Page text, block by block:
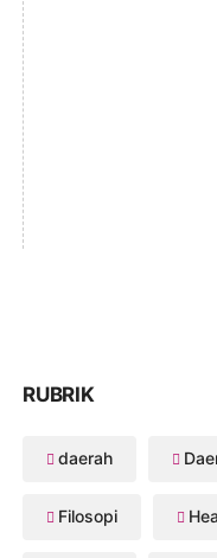
RUBRIK
daerah
Filosopi